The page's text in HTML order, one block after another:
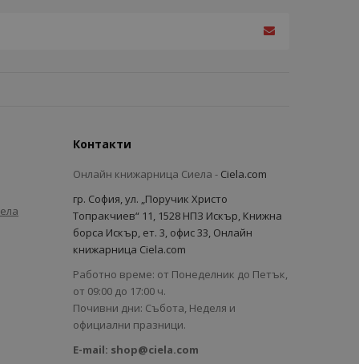
Контакти
Онлайн книжарница Сиела - Ciela.com
гр. София, ул. „Поручик Христо
Топракчиев“ 11, 1528 НПЗ Искър, Книжна
борса Искър, ет. 3, офис 33, Онлайн
книжарница Ciela.com
Работно време: от Понеделник до Петък,
от 09:00 до 17:00 ч.
Почивни дни: Събота, Неделя и
официални празници.
E-mail: shop@ciela.com